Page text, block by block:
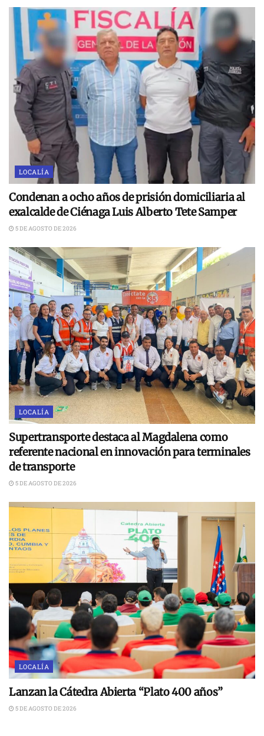
LOCALÍA
Condenan a ocho años de prisión domiciliaria al
exalcalde de Ciénaga Luis Alberto Tete Samper
5 DE AGOSTO DE 2026
LOCALÍA
Supertransporte destaca al Magdalena como
referente nacional en innovación para terminales
de transporte
5 DE AGOSTO DE 2026
LOCALÍA
Lanzan la Cátedra Abierta “Plato 400 años”
5 DE AGOSTO DE 2026